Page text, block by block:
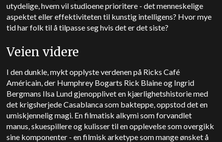
utydelige, hvem vil studioene prioritere - det menneskelige
aspektet eller effektiviteten til kunstig intelligens? Hvor mye
tid har folk til å tilpasse seg hvis det er det siste?
Veien videre
I den dunkle, mykt opplyste verdenen på Ricks Café
Américain, der Humphrey Bogarts Rick Blaine og Ingrid
Bergmans Ilsa Lund gjenopplivet en kjærlighetshistorie med
det krigsherjede Casablanca som bakteppe, oppstod det en
umiskjennelig magi. En filmatisk alkymi som forvandlet
manus, skuespillere og kulisser til en opplevelse som overgikk
sine komponenter - en filmisk arketype som mange ønsket å